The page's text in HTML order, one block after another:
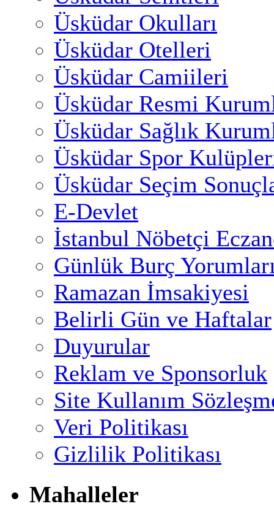
Üsküdar Okulları
Üsküdar Otelleri
Üsküdar Camiileri
Üsküdar Resmi
Üsküdar Sağlık
Üsküdar Spor
Üsküdar Seçim
E-Devlet
İstanbul Nöbetçi
Günlük Burç
Ramazan İmsakiyesi
Belirli Gün ve Haftalar
Duyurular
Reklam ve Sponsorluk
Site Kullanım
Veri Politikası
Gizlilik Politikası
Mahalleler